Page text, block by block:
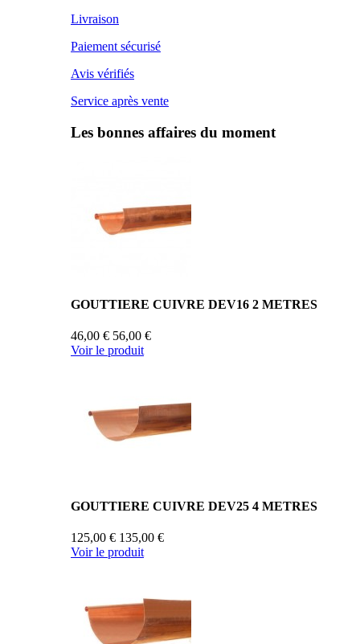
Livraison
Paiement sécurisé
Avis vérifiés
Service après vente
Les bonnes affaires du moment
GOUTTIERE CUIVRE DEV16 2 METRES
46,00 € 56,00 €
Voir le produit
GOUTTIERE CUIVRE DEV25 4 METRES
125,00 € 135,00 €
Voir le produit